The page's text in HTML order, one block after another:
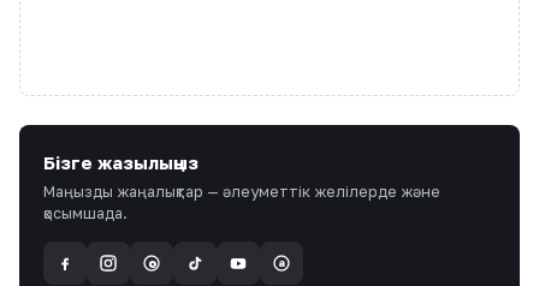
Бізге жазылыңыз
Маңызды жаңалықтар — әлеуметтік желілерде және
қосымшада.
@ a